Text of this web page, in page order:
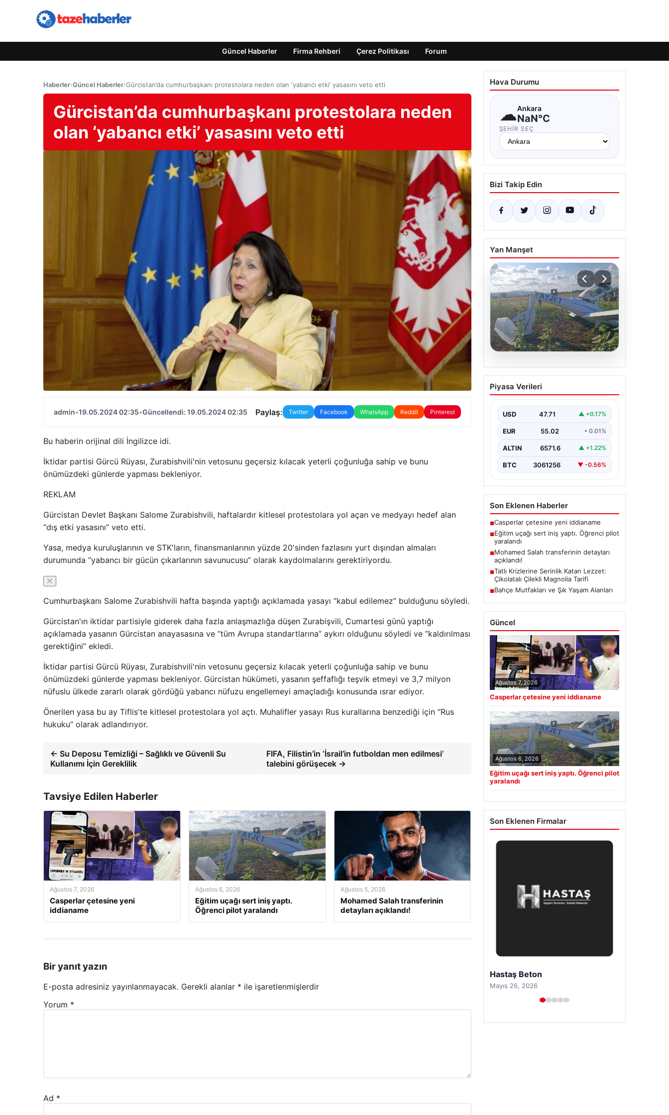
Güncel Haberler Firma Rehberi Çerez Politikası Forum
Haberler›Güncel Haberler›Gürcistan’da cumhurbaşkanı protestolara neden olan ‘yabancı etki’ yasasını veto etti
Gürcistan’da cumhurbaşkanı protestolara neden
olan ‘yabancı etki’ yasasını veto etti
admin•19.05.2024 02:35•Güncellendi: 19.05.2024 02:35 Paylaş: Twitter Facebook WhatsApp Reddit Pinterest
Bu haberin orijinal dili İngilizce idi.
İktidar partisi Gürcü Rüyası, Zurabishvili'nin vetosunu geçersiz kılacak yeterli çoğunluğa sahip ve bunu
önümüzdeki günlerde yapması bekleniyor.
REKLAM
Gürcistan Devlet Başkanı Salome Zurabishvili, haftalardır kitlesel protestolara yol açan ve medyayı hedef alan
“dış etki yasasını” veto etti.
Yasa, medya kuruluşlarının ve STK'ların, finansmanlarının yüzde 20'sinden fazlasını yurt dışından almaları
durumunda “yabancı bir gücün çıkarlarının savunucusu” olarak kaydolmalarını gerektiriyordu.
Cumhurbaşkanı Salome Zurabishvili hafta başında yaptığı açıklamada yasayı “kabul edilemez” bulduğunu söyledi.
Gürcistan'ın iktidar partisiyle giderek daha fazla anlaşmazlığa düşen Zurabişvili, Cumartesi günü yaptığı
açıklamada yasanın Gürcistan anayasasına ve “tüm Avrupa standartlarına” aykırı olduğunu söyledi ve “kaldırılması
gerektiğini” ekledi.
İktidar partisi Gürcü Rüyası, Zurabishvili'nin vetosunu geçersiz kılacak yeterli çoğunluğa sahip ve bunu
önümüzdeki günlerde yapması bekleniyor. Gürcistan hükümeti, yasanın şeffaflığı teşvik etmeyi ve 3,7 milyon
nüfuslu ülkede zararlı olarak gördüğü yabancı nüfuzu engellemeyi amaçladığı konusunda ısrar ediyor.
Önerilen yasa bu ay Tiflis'te kitlesel protestolara yol açtı. Muhalifler yasayı Rus kurallarına benzediği için “Rus
hukuku” olarak adlandırıyor.
← Su Deposu Temizliği – Sağlıklı ve Güvenli Su
Kullanımı İçin Gereklilik
FIFA, Filistin’in ‘İsrail’in futboldan men edilmesi’
talebini görüşecek →
Tavsiye Edilen Haberler
Ağustos 7, 2026
Casperlar çetesine yeni
iddianame
Ağustos 6, 2026
Eğitim uçağı sert iniş yaptı.
Öğrenci pilot yaralandı
Ağustos 5, 2026
Mohamed Salah transferinin
detayları açıklandı!
Bir yanıt yazın
E-posta adresiniz yayınlanmayacak. Gerekli alanlar * ile işaretlenmişlerdir
Yorum *
Ad *
Hava Durumu
☁Ankara
NaN°C
ŞEHIR SEÇ
Bizi Takip Edin
Yan Manşet
Eğitim uçağı sert iniş
yaptı. Öğrenci pilot
Piyasa Verileri
USD 47.71 ▲ +0.17%
EUR 55.02 • 0.01%
ALTIN 6571.6 ▲ +1.22%
BTC 3061256 ▼ -0.56%
Son Eklenen Haberler
■Casperlar çetesine yeni iddianame
■Eğitim uçağı sert iniş yaptı. Öğrenci pilot
yaralandı
■Mohamed Salah transferinin detayları
açıklandı!
■Tatlı Krizlerine Serinlik Katan Lezzet:
Çikolatalı Çilekli Magnolia Tarifi
■Bahçe Mutfakları ve Şık Yaşam Alanları
Güncel
Ağustos 7, 2026
Casperlar çetesine yeni iddianame
Ağustos 6, 2026
Eğitim uçağı sert iniş yaptı. Öğrenci pilot
yaralandı
Son Eklenen Firmalar
Prenses Night Club
Nisan 29, 2026